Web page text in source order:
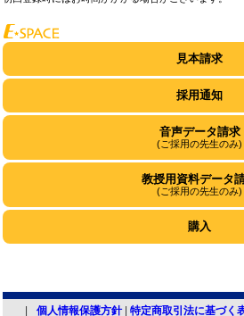
見本請求
採用通知
音声データ請求
(ご採用の先生のみ)
教授用資料データ
(ご採用の先生のみ)
購入
個人情報保護方針| 特定商取引法に基づく